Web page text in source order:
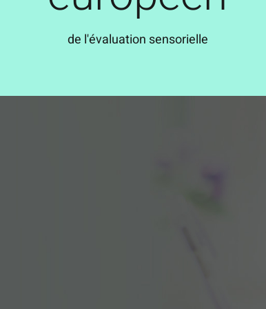
de l'évaluation sensorielle